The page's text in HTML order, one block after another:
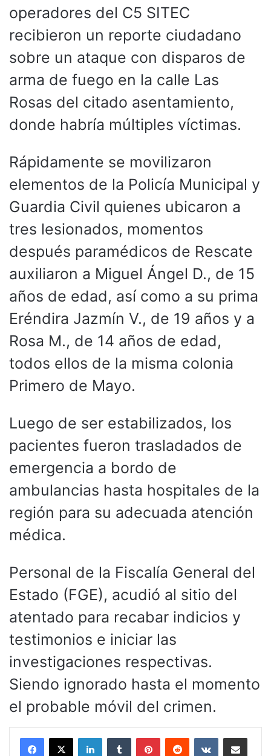
operadores del C5 SITEC
recibieron un reporte ciudadano
sobre un ataque con disparos de
arma de fuego en la calle Las
Rosas del citado asentamiento,
donde habría múltiples víctimas.
Rápidamente se movilizaron
elementos de la Policía Municipal y
Guardia Civil quienes ubicaron a
tres lesionados, momentos
después paramédicos de Rescate
auxiliaron a Miguel Ángel D., de 15
años de edad, así como a su prima
Eréndira Jazmín V., de 19 años y a
Rosa M., de 14 años de edad,
todos ellos de la misma colonia
Primero de Mayo.
Luego de ser estabilizados, los
pacientes fueron trasladados de
emergencia a bordo de
ambulancias hasta hospitales de la
región para su adecuada atención
médica.
Personal de la Fiscalía General del
Estado (FGE), acudió al sitio del
atentado para recabar indicios y
testimonios e iniciar las
investigaciones respectivas.
Siendo ignorado hasta el momento
el probable móvil del crimen.
LinkedInTumblr PinterestReddit VKontakteCompartir por